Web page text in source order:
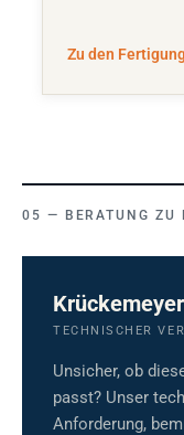
Zu den
BERATUNG ZU
TECHNISCHER
Unsicher, ob
passt? Unser
Anforderung,